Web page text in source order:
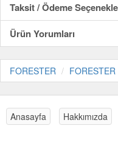
Taksit / Ödeme
Ürün Yorumları
FORESTER
Anasayfa Hakkımızda